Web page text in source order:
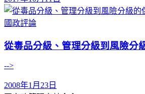
國政評論
從毒品分級、管理分級到風險分
-->
2008年1月23日